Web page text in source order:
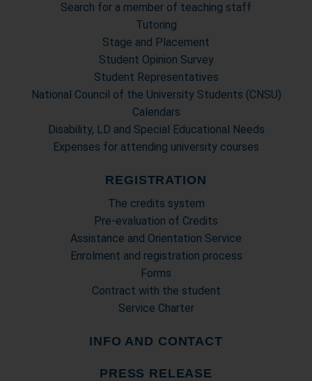
Search for a member of teaching staff
Tutoring
Stage and Placement
Student Opinion Survey
Student Representatives
National Council of the University Students (CNSU)
Calendars
Disability, LD and Special Educational Needs
Expenses for attending university courses
REGISTRATION
The credits system
Pre-evaluation of Credits
Assistance and Orientation Service
Enrolment and registration process
Forms
Contract with the student
Service Charter
INFO AND CONTACT
PRESS RELEASE